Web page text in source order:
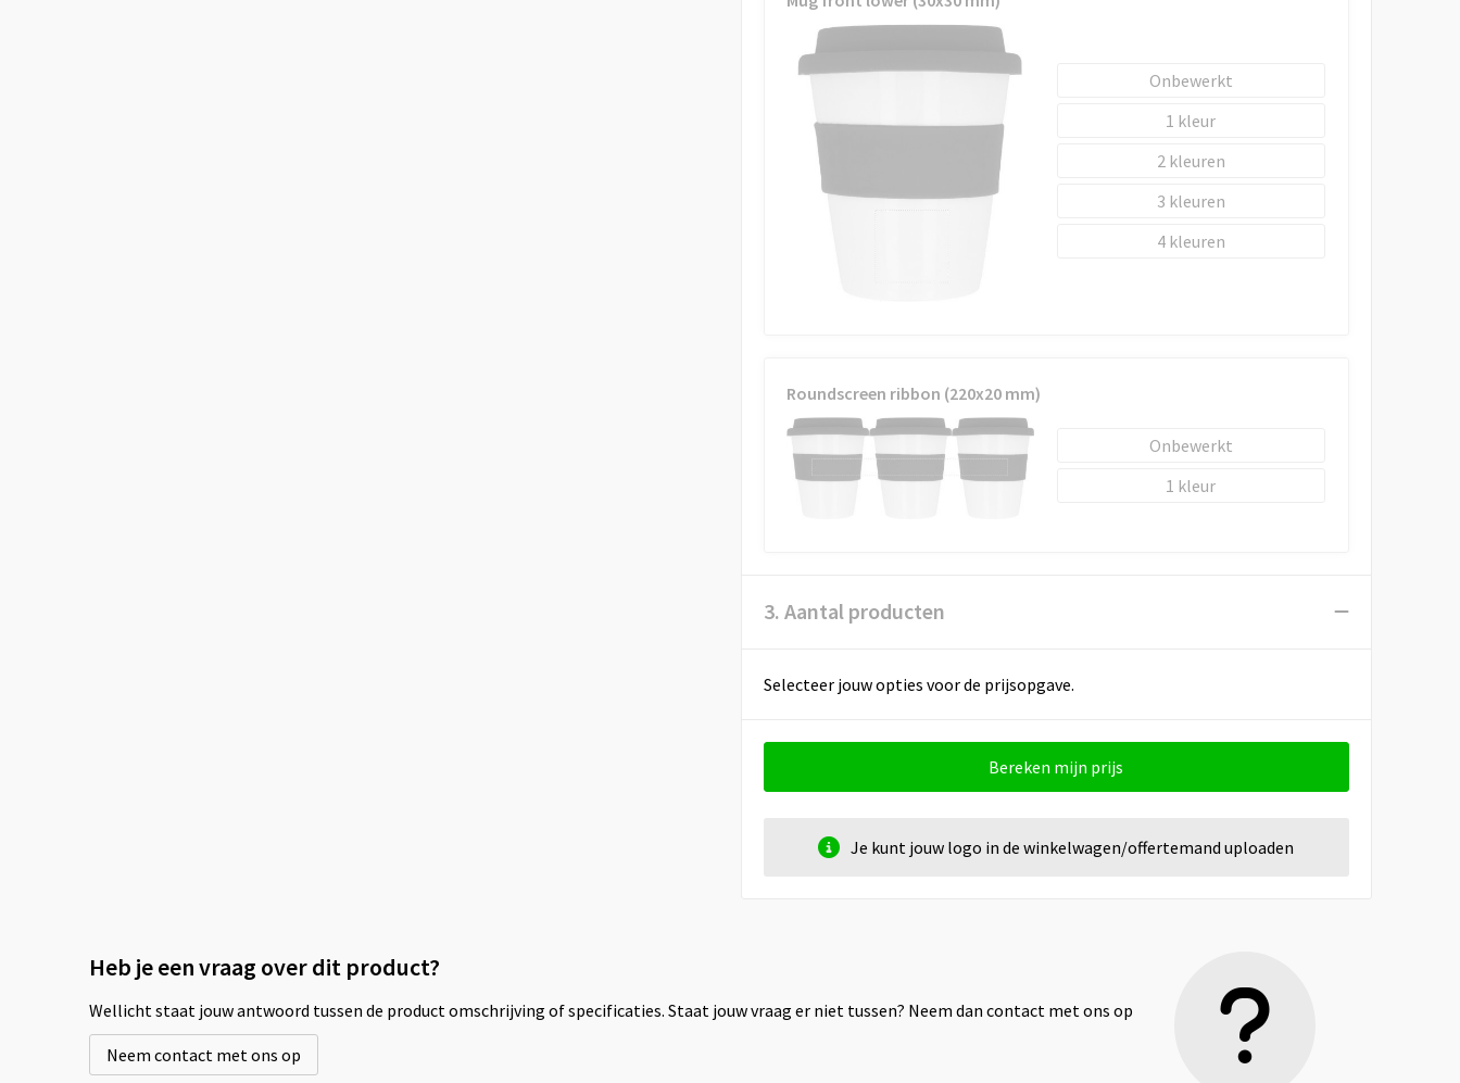
Onbewerkt
1
2
3
4
Roundscreen ribbon (220x20 mm)
Onbewerkt
1
3. Aantal producten
Selecteer jouw opties voor de prijsopgave.
Bereken mijn prijs
Je kunt jouw logo in de winkelwagen/offertemand uploaden
Heb je een vraag over dit product?
Wellicht staat jouw antwoord tussen de product omschrijving of specificaties. Staat jouw vraag er niet tussen? Neem dan contact met ons op
Neem contact met ons op